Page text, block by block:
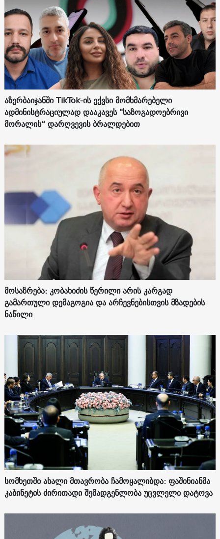
აზერბაიჯანში TikTok-ის ექვსი მომხმარებელი
ადმინისტრაციულად დააკავეს "საზოგადოებრივი
მორალის“ დარღვევის ბრალდებით
მოსაზრება: კობახიძის წერილი არის კარგად
გამართული დემაგოგია და არჩევნებისთვის მზადების
ნაწილი
სომხეთში ახალი მთავრობა ჩამოყალიბდა: ფაშინიანმა
კაბინეტის ძირითადი შემადგენლობა უცვლელი დატოვა